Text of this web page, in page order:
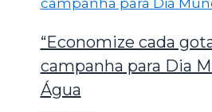
“Economize cada
campanha para Dia
Água